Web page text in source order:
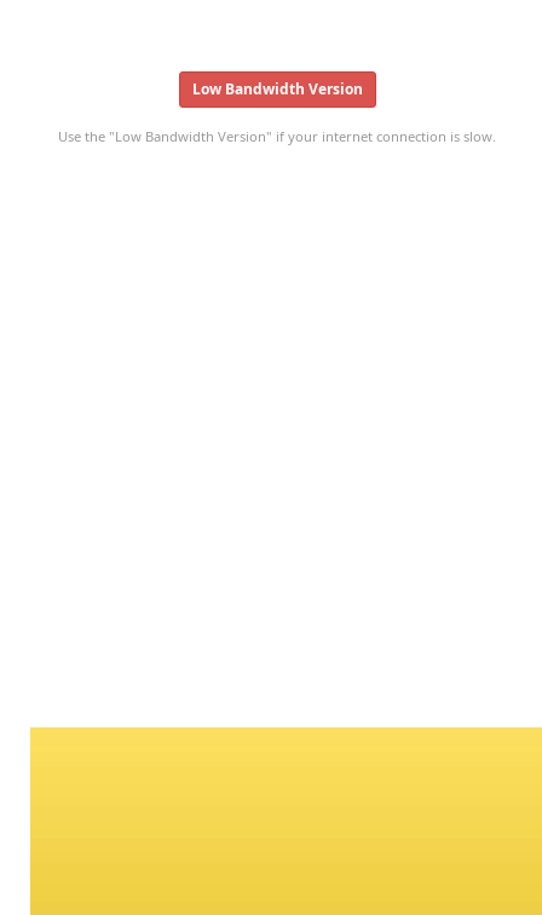
Low Bandwidth Version
Use the "Low Bandwidth Version" if your internet connection is slow.